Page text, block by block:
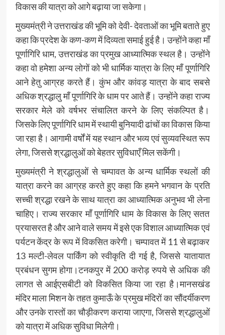
विकास की यात्रा को आगे बढ़ाया जा सकेगा।
मुख्यमंत्री ने उत्तराखंड की भूमि को देवी- देवताओं का भूमि बताते हुए
कहा कि प्रदेश के कण-कण में दिव्यता समाई हुई है। उन्होंने कहा माँ
पूर्णागिरि धाम, उत्तराखंड का प्रमुख आध्यात्मिक स्थल है। उन्होंने
कहा वो हमेशा अन्य लोगों को भी धार्मिक यात्रा के लिए माँ पूर्णागिरि
आने हेतु आग्रह करते हैं। कुंभ और कांवड़ यात्रा के बाद सबसे
अधिक श्रद्धालु माँ पूर्णागिरि के धाम पर आते हैं। उन्होंने कहा राज्य
सरकार मेले को वर्षभर संचालित करने के लिए संकल्पित है।
जिसके लिए पूर्णागिरि धाम में स्थायी बुनियादी ढांचों का विकास किया
जा रहा है। आगामी वर्षों में यह स्थान और भव्य एवं सुव्यवस्थित रूप
लेगा, जिससे श्रद्धालुओं को बेहतर सुविधाएँ मिल सकेंगी।
मुख्यमंत्री ने श्रद्धालुओं से चम्पावत के अन्य धार्मिक स्थलों की
यात्रा करने का आग्रह करते हुए कहा कि हमने भगवान के प्रति
सच्ची श्रद्धा रखने के साथ यात्रा का आध्यात्मिक अनुभव भी लेना
चाहिए। राज्य सरकार माँ पूर्णागिरि धाम के विकास के लिए सतत
प्रयासरत है और आने वाले समय में इसे एक विशाल आध्यात्मिक एवं
पर्यटन केंद्र के रूप में विकसित करेगी। चम्पावत में 11 से बढ़ाकर
13 मल्टी-लेवल पार्किंग को स्वीकृति दी गई है, जिससे यातायात
प्रबंधन सुगम होगा।टनकपुर में 200 करोड़ रुपये से अधिक की
लागत से आईएसबीटी को विकसित किया जा रहा है।मानसखंड
मंदिर माला मिशन के तहत कुमाऊँ के प्रमुख मंदिरों का सौंदर्यीकरण
और उनके रास्तों का चौड़ीकरण कराया जाएगा, जिससे श्रद्धालुओं
को यात्रा में अधिक सुविधा मिलेगी।